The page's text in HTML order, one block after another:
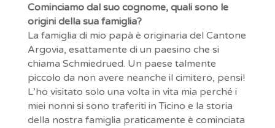
Cominciamo dal suo cognome, quali sono le
origini della sua famiglia?
La famiglia di mio papà è originaria del Cantone
Argovia, esattamente di un paesino che si
chiama Schmiedrued. Un paese talmente
piccolo da non avere neanche il cimitero, pensi!
L’ho visitato solo una volta in vita mia perché i
miei nonni si sono traferiti in Ticino e la storia
della nostra famiglia praticamente è cominciata